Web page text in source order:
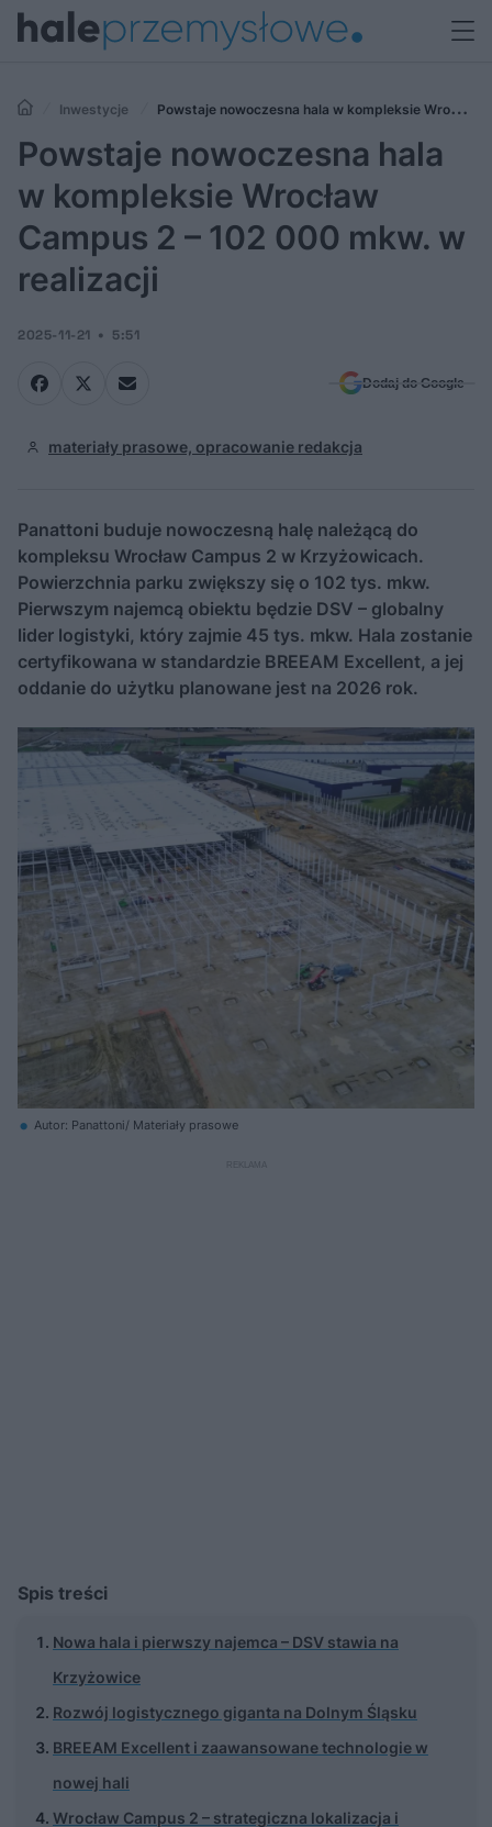
Inwestycje
Powstaje nowoczesna hala w kompleksie Wrocław
Campus 2 – 102 000 mkw. w realizacji
Powstaje nowoczesna hala
w kompleksie Wrocław
Campus 2 – 102 000 mkw. w
realizacji
2025-11-21 5:51
Dodaj do Google
materiały prasowe, opracowanie redakcja
Panattoni buduje nowoczesną halę należącą do
kompleksu Wrocław Campus 2 w Krzyżowicach.
Powierzchnia parku zwiększy się o 102 tys. mkw.
Pierwszym najemcą obiektu będzie DSV – globalny
lider logistyki, który zajmie 45 tys. mkw. Hala zostanie
certyfikowana w standardzie BREEAM Excellent, a jej
oddanie do użytku planowane jest na 2026 rok.
Autor: Panattoni/ Materiały prasowe
Spis treści
Nowa hala i pierwszy najemca – DSV stawia na
Krzyżowice
Rozwój logistycznego giganta na Dolnym Śląsku
BREEAM Excellent i zaawansowane technologie w
nowej hali
Wrocław Campus 2 – strategiczna lokalizacja i